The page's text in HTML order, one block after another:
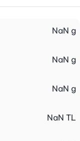
NaN g
NaN g
NaN g
NaN TL